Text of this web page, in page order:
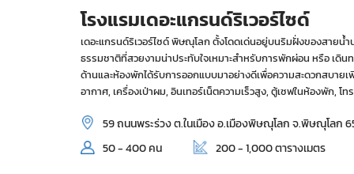
โรงแรมเดอะแกรนด์ริเวอร์ไซด์
เดอะแกรนด์ริเวอร์ไซด์ พิษณุโลก ตั้งโดดเด่นอยู่บนริมฝั่งของสายน้
ธรรมชาติที่สวยงามน่าประทับใจเหมาะสำหรับการพักผ่อน หรือ เดิ
ด้านและห้องพักได้รับการออกแบบมาอย่างดีเพื่อความสะดวกสบา
อากาศ, เครื่องเป่าผม, อินเทอร์เน็ตความเร็วสูง, ตู้เซฟในห้องพัก,
59 ถนนพระร่วง ต.ในเมือง อ.เมืองพิษณุโลก จ.พิษณุโลก
50 - 400 คน
200 - 1,000 ตารางเมตร